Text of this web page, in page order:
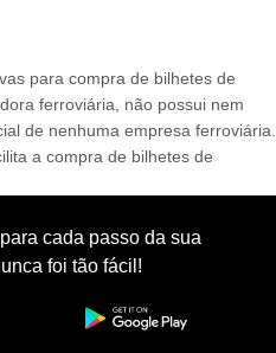
para compra de bilhetes de
ferroviária, não possui nem
de nenhuma empresa ferroviária.
a compra de bilhetes de
cada passo da sua
foi tão fácil!